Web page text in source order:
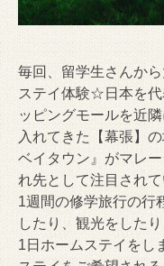
毎回、留学生さんか
ステイ体験☆日本を代
ッピングモールを近隣
入れてきた【幕張】の
ベイタウン』 がマレ
れ先として注目されて
1週間の修学旅行の行
したり、 観光をしたり
1日ホームステイをし